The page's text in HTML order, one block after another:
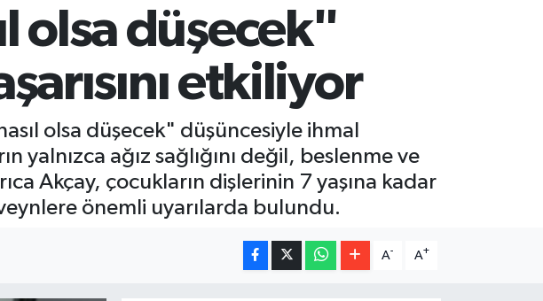
6513.94
BİST100
13.768
64.602,05
0.69
olsa düşecek"
etkiliyor
olsa düşecek" düşüncesiyle ihmal
ağız sağlığını değil, beslenme ve
Akçay, çocukların dişlerinin 7 yaşına kadar
önemli uyarılarda bulundu.
A- A+